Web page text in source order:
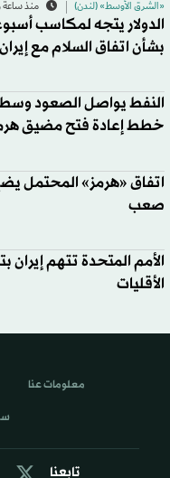
«الشرق الأوسط» (لندن) منذ ساعة
الدولار يتجه لمكاسب
بشأن اتفاق السلام مع إيران
النفط يواصل الصعود
خطط إعادة فتح مضيق
اتفاق «هرمز» المحتمل
صعب
الأمم المتحدة تتهم
الأقليات
تابعنا
معلومات عنا